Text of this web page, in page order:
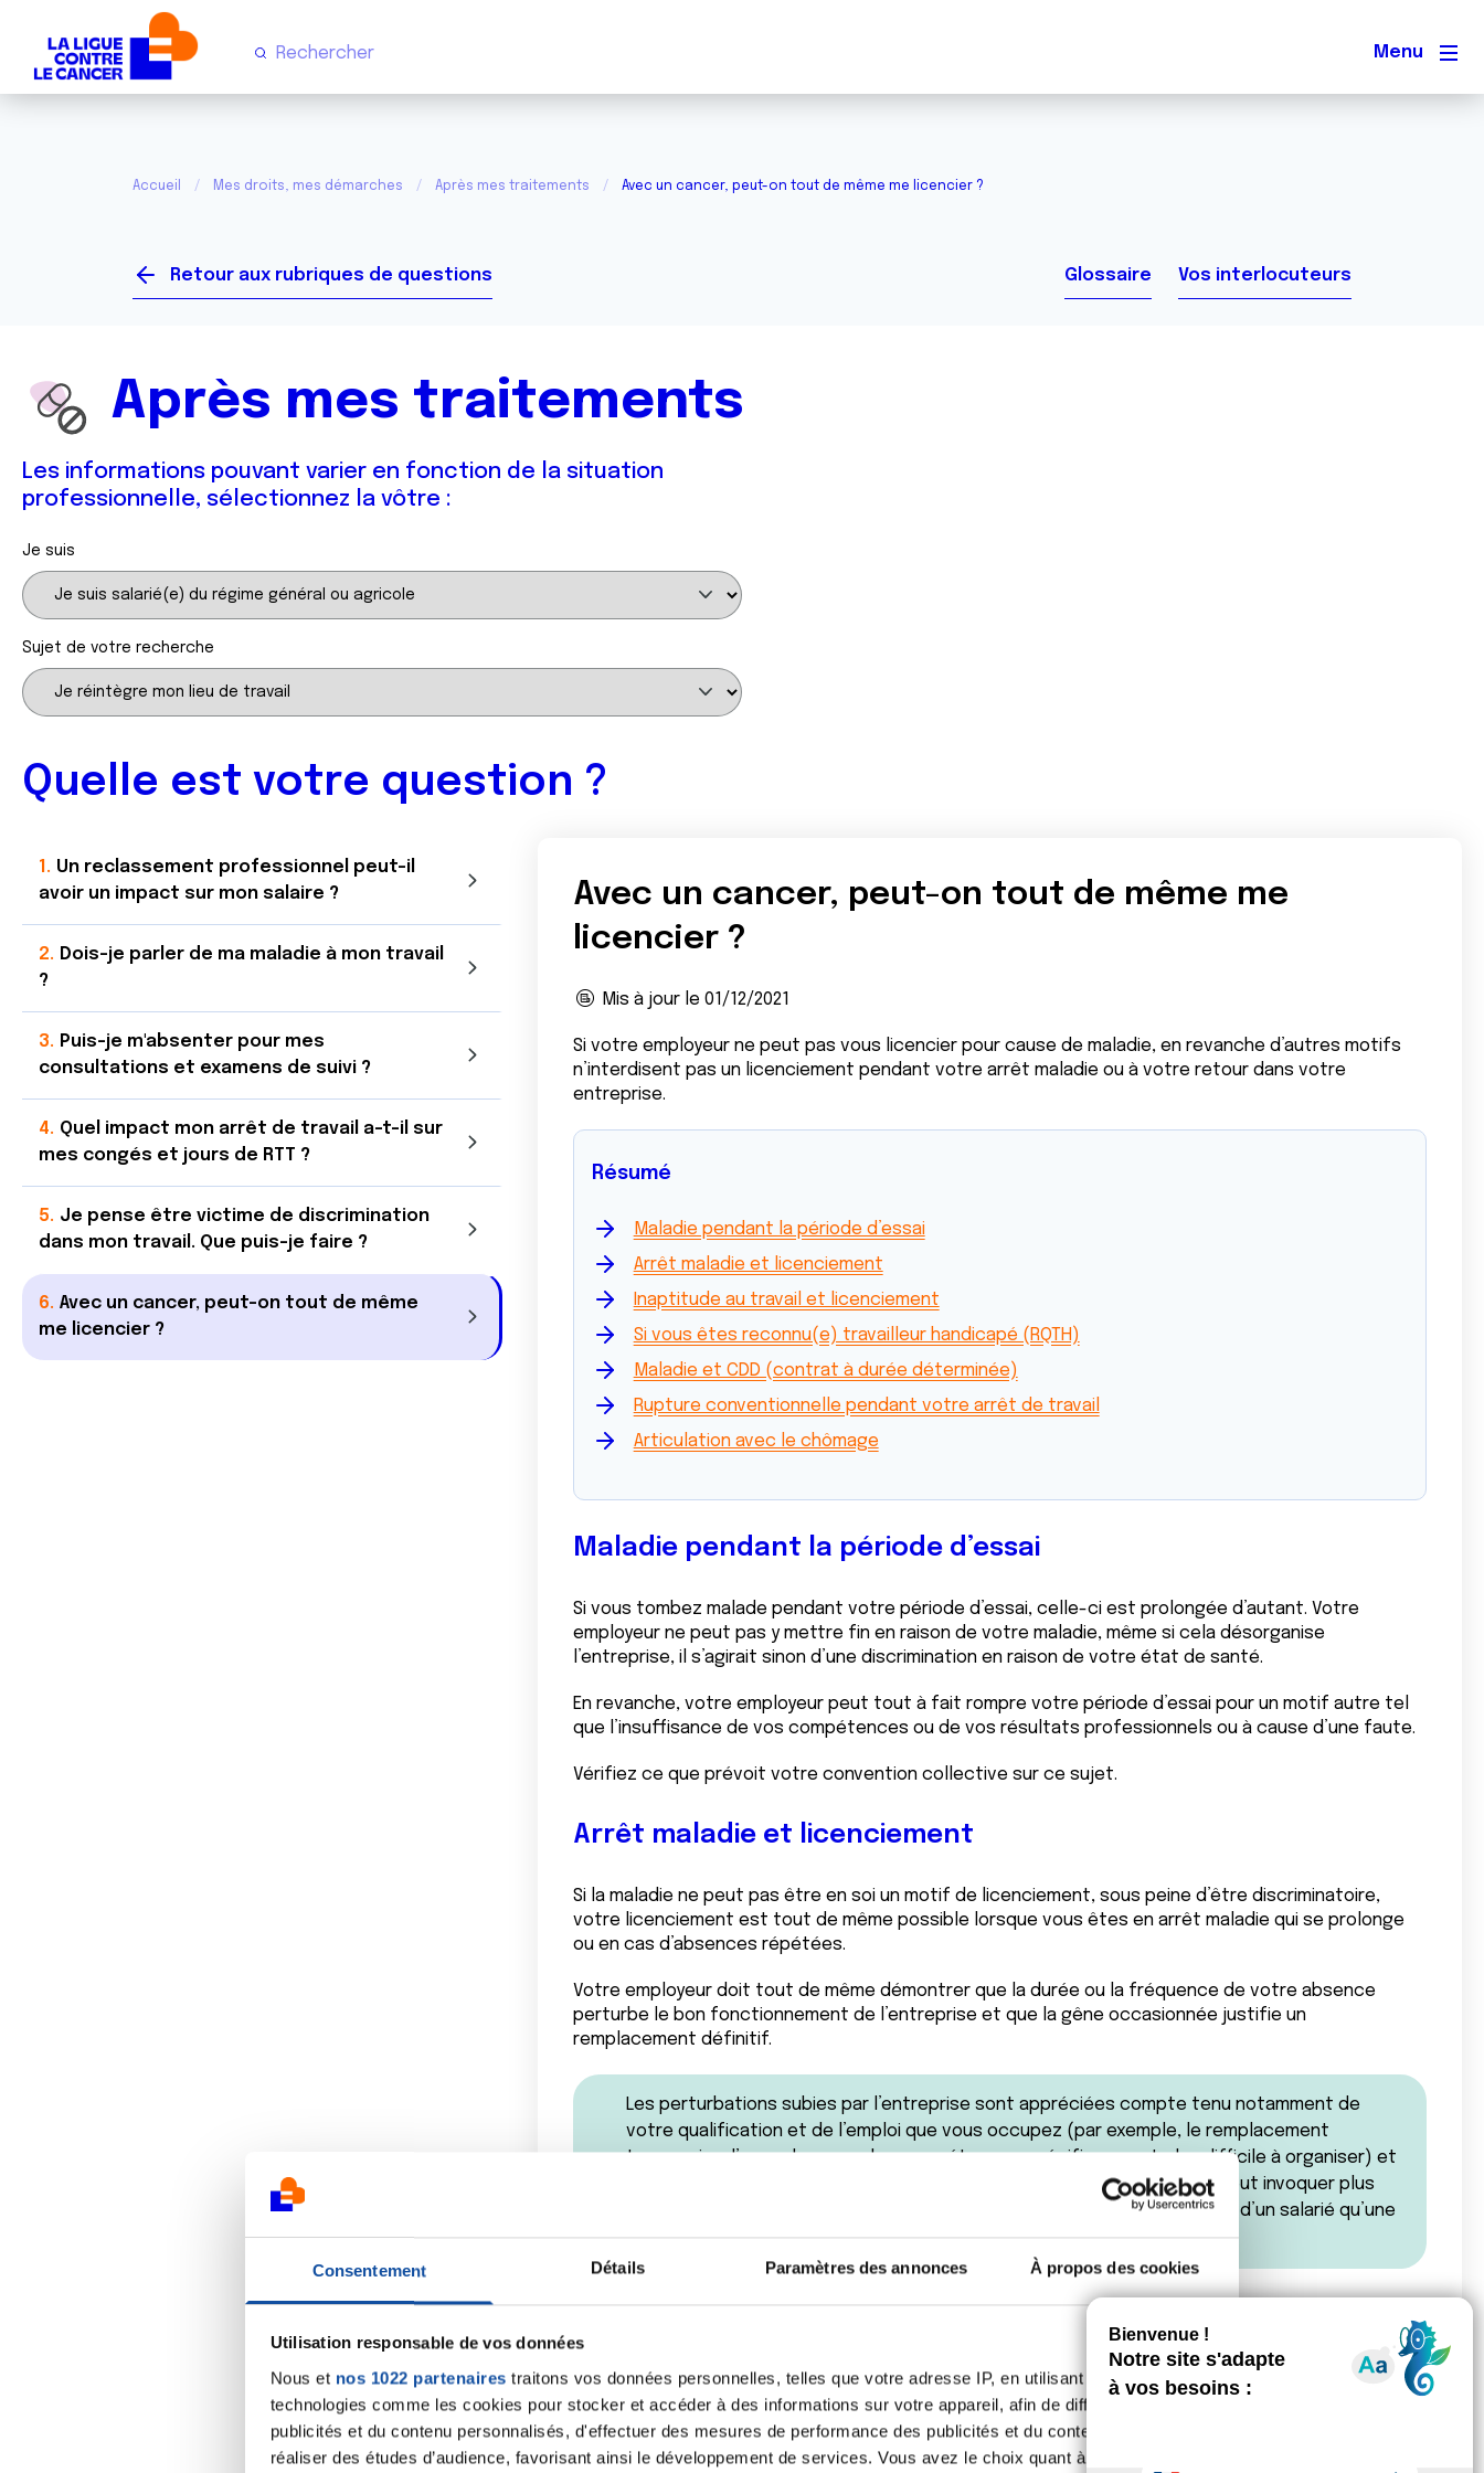
Consentement Détails Paramètres des annonces À propos des cookies
Utilisation responsable de vos données
Nous et nos 1022 partenaires traitons vos données personnelles, telles que votre adresse IP, en utilisant des
technologies comme les cookies pour stocker et accéder à des informations sur votre appareil, afin de diffuser des
publicités et du contenu personnalisés, d'effectuer des mesures de performance des publicités et du contenu, ainsi que de
réaliser des études d’audience, favorisant ainsi le développement de services. Vous avez le choix quant à l'utilisation de
Menu
Accueil Mes droits, mes démarches Après mes traitements Avec un cancer, peut-on tout de même me licencier ?
Retour aux rubriques de questions Glossaire Vos interlocuteurs
Après mes traitements
Les informations pouvant varier en fonction de la situation
professionnelle, sélectionnez la vôtre :
Je suis
Sujet de votre recherche
Quelle est votre question ?
Un reclassement professionnel peut-il
avoir un impact sur mon salaire ?
Dois-je parler de ma maladie à mon travail
?
Puis-je m'absenter pour mes
consultations et examens de suivi ?
Quel impact mon arrêt de travail a-t-il sur
mes congés et jours de RTT ?
Je pense être victime de discrimination
dans mon travail. Que puis-je faire ?
Avec un cancer, peut-on tout de même
me licencier ?
Avec un cancer, peut-on tout de même me
licencier ?
Mis à jour le 01/12/2021
Si votre employeur ne peut pas vous licencier pour cause de maladie, en revanche d’autres motifs
n’interdisent pas un licenciement pendant votre arrêt maladie ou à votre retour dans votre
entreprise.
Résumé
Maladie pendant la période d’essai
Arrêt maladie et licenciement
Inaptitude au travail et licenciement
Si vous êtes reconnu(e) travailleur handicapé (RQTH)
Maladie et CDD (contrat à durée déterminée)
Rupture conventionnelle pendant votre arrêt de travail
Articulation avec le chômage
Maladie pendant la période d’essai
Si vous tombez malade pendant votre période d’essai, celle-ci est prolongée d’autant. Votre
employeur ne peut pas y mettre fin en raison de votre maladie, même si cela désorganise
l’entreprise, il s’agirait sinon d’une discrimination en raison de votre état de santé.
En revanche, votre employeur peut tout à fait rompre votre période d’essai pour un motif autre tel
que l’insuffisance de vos compétences ou de vos résultats professionnels ou à cause d’une faute.
Vérifiez ce que prévoit votre convention collective sur ce sujet.
Arrêt maladie et licenciement
Si la maladie ne peut pas être en soi un motif de licenciement, sous peine d’être discriminatoire,
votre licenciement est tout de même possible lorsque vous êtes en arrêt maladie qui se prolonge
ou en cas d’absences répétées.
Votre employeur doit tout de même démontrer que la durée ou la fréquence de votre absence
perturbe le bon fonctionnement de l’entreprise et que la gêne occasionnée justifie un
remplacement définitif.
Les perturbations subies par l’entreprise sont appréciées compte tenu notamment de
votre qualification et de l’emploi que vous occupez (par exemple, le remplacement
temporaire d’un cadre avec des compétences spécifiques est plus difficile à organiser) et
de la taille de votre entreprise (une entreprise avec un petit effectif peut invoquer plus
facilement une perturbation liée aux absences répétées ou prolongées d’un salarié qu’une
structure avec des salariés plus nombreux).
Par ailleurs, votre arrêt maladie n’interdit pas un licenciement pour un motif n’ayant aucun lien avec
- motif personnel (faute commise avant votre cancer et votre arrêt de travail par exemple),
- ou motif économique.